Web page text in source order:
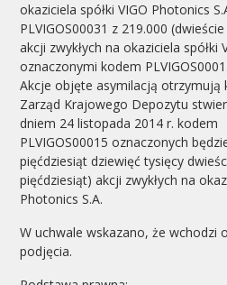
okaziciela spółki VIGO Photonics
PLVIGOS00031 z 219.000
akcji zwykłych na okaziciela spółki
oznaczonymi kodem
Akcje objęte asymilacją otrzymują
Zarząd Krajowego Depozytu
dniem 24 listopada 2014 r. kodem
PLVIGOS00015 oznaczonych
pięćdziesiąt dziewięć tysięcy
pięćdziesiąt) akcji zwykłych na
Photonics S.A.
W uchwale wskazano, że wchodzi
podjęcia.